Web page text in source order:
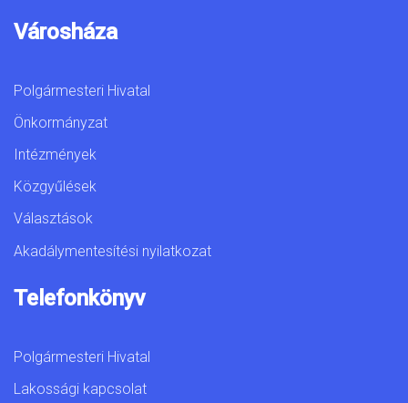
Városháza
Polgármesteri Hivatal
Önkormányzat
Intézmények
Közgyűlések
Választások
Akadálymentesítési nyilatkozat
Telefonkönyv
Polgármesteri Hivatal
Lakossági kapcsolat